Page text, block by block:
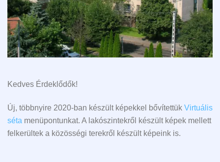
Kedves Érdeklődők!
Új, többnyire 2020-ban készült képekkel bővítettük Virtuális
séta menüpontunkat. A lakószintekről készült képek mellett
felkerültek a közösségi terekről készült képeink is.